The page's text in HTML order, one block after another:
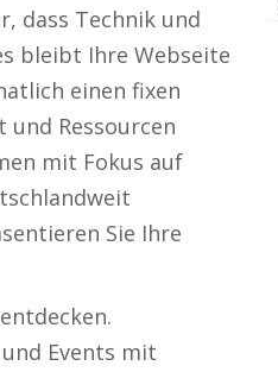
dass Technik und
bleibt Ihre Webseite
einen fixen
Ressourcen
mit Fokus auf
Sie Ihre
Events mit